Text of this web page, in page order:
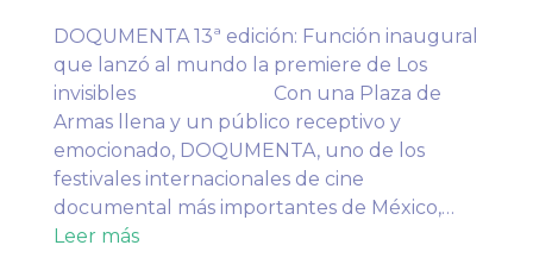
DOQUMENTA 13ª edición: Función inaugural
que lanzó al mundo la premiere de Los
invisibles Con una Plaza de
Armas llena y un público receptivo y
emocionado, DOQUMENTA, uno de los
festivales internacionales de cine
documental más importantes de México,…
Leer más